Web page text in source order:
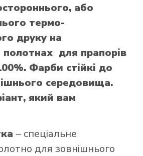
або
термо-
друку на
полотнах для прапорів
Фарби стійкі до
середовища.
який вам
– спеціальне
для зовнішнього